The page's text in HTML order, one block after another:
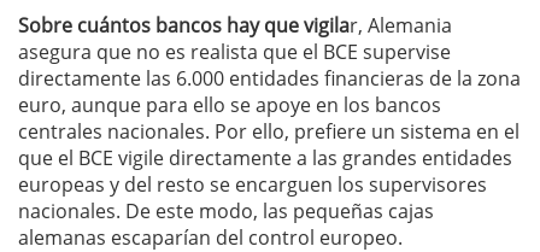
Sobre cuántos bancos hay que vigilar, Alemania
asegura que no es realista que el BCE supervise
directamente las 6.000 entidades financieras de la zona
euro, aunque para ello se apoye en los bancos
centrales nacionales. Por ello, prefiere un sistema en el
que el BCE vigile directamente a las grandes entidades
europeas y del resto se encarguen los supervisores
nacionales. De este modo, las pequeñas cajas
alemanas escaparían del control europeo.